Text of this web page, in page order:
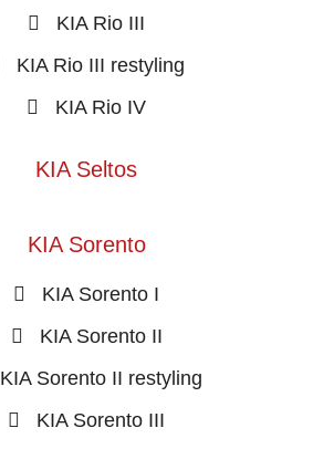
KIA Rio III
KIA Rio III restyling
KIA Rio IV
KIA Seltos
KIA Sorento
KIA Sorento I
KIA Sorento II
KIA Sorento II restyling
KIA Sorento III